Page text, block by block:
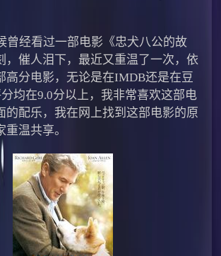
经看过一部电影《忠犬八公的故
，催人泪下，最近又重温了一次，依
高分电影，无论是在IMDB还是在豆
分均在9.0分以上，我非常喜欢这部电
的配乐，我在网上找到这部电影的原
温共享。